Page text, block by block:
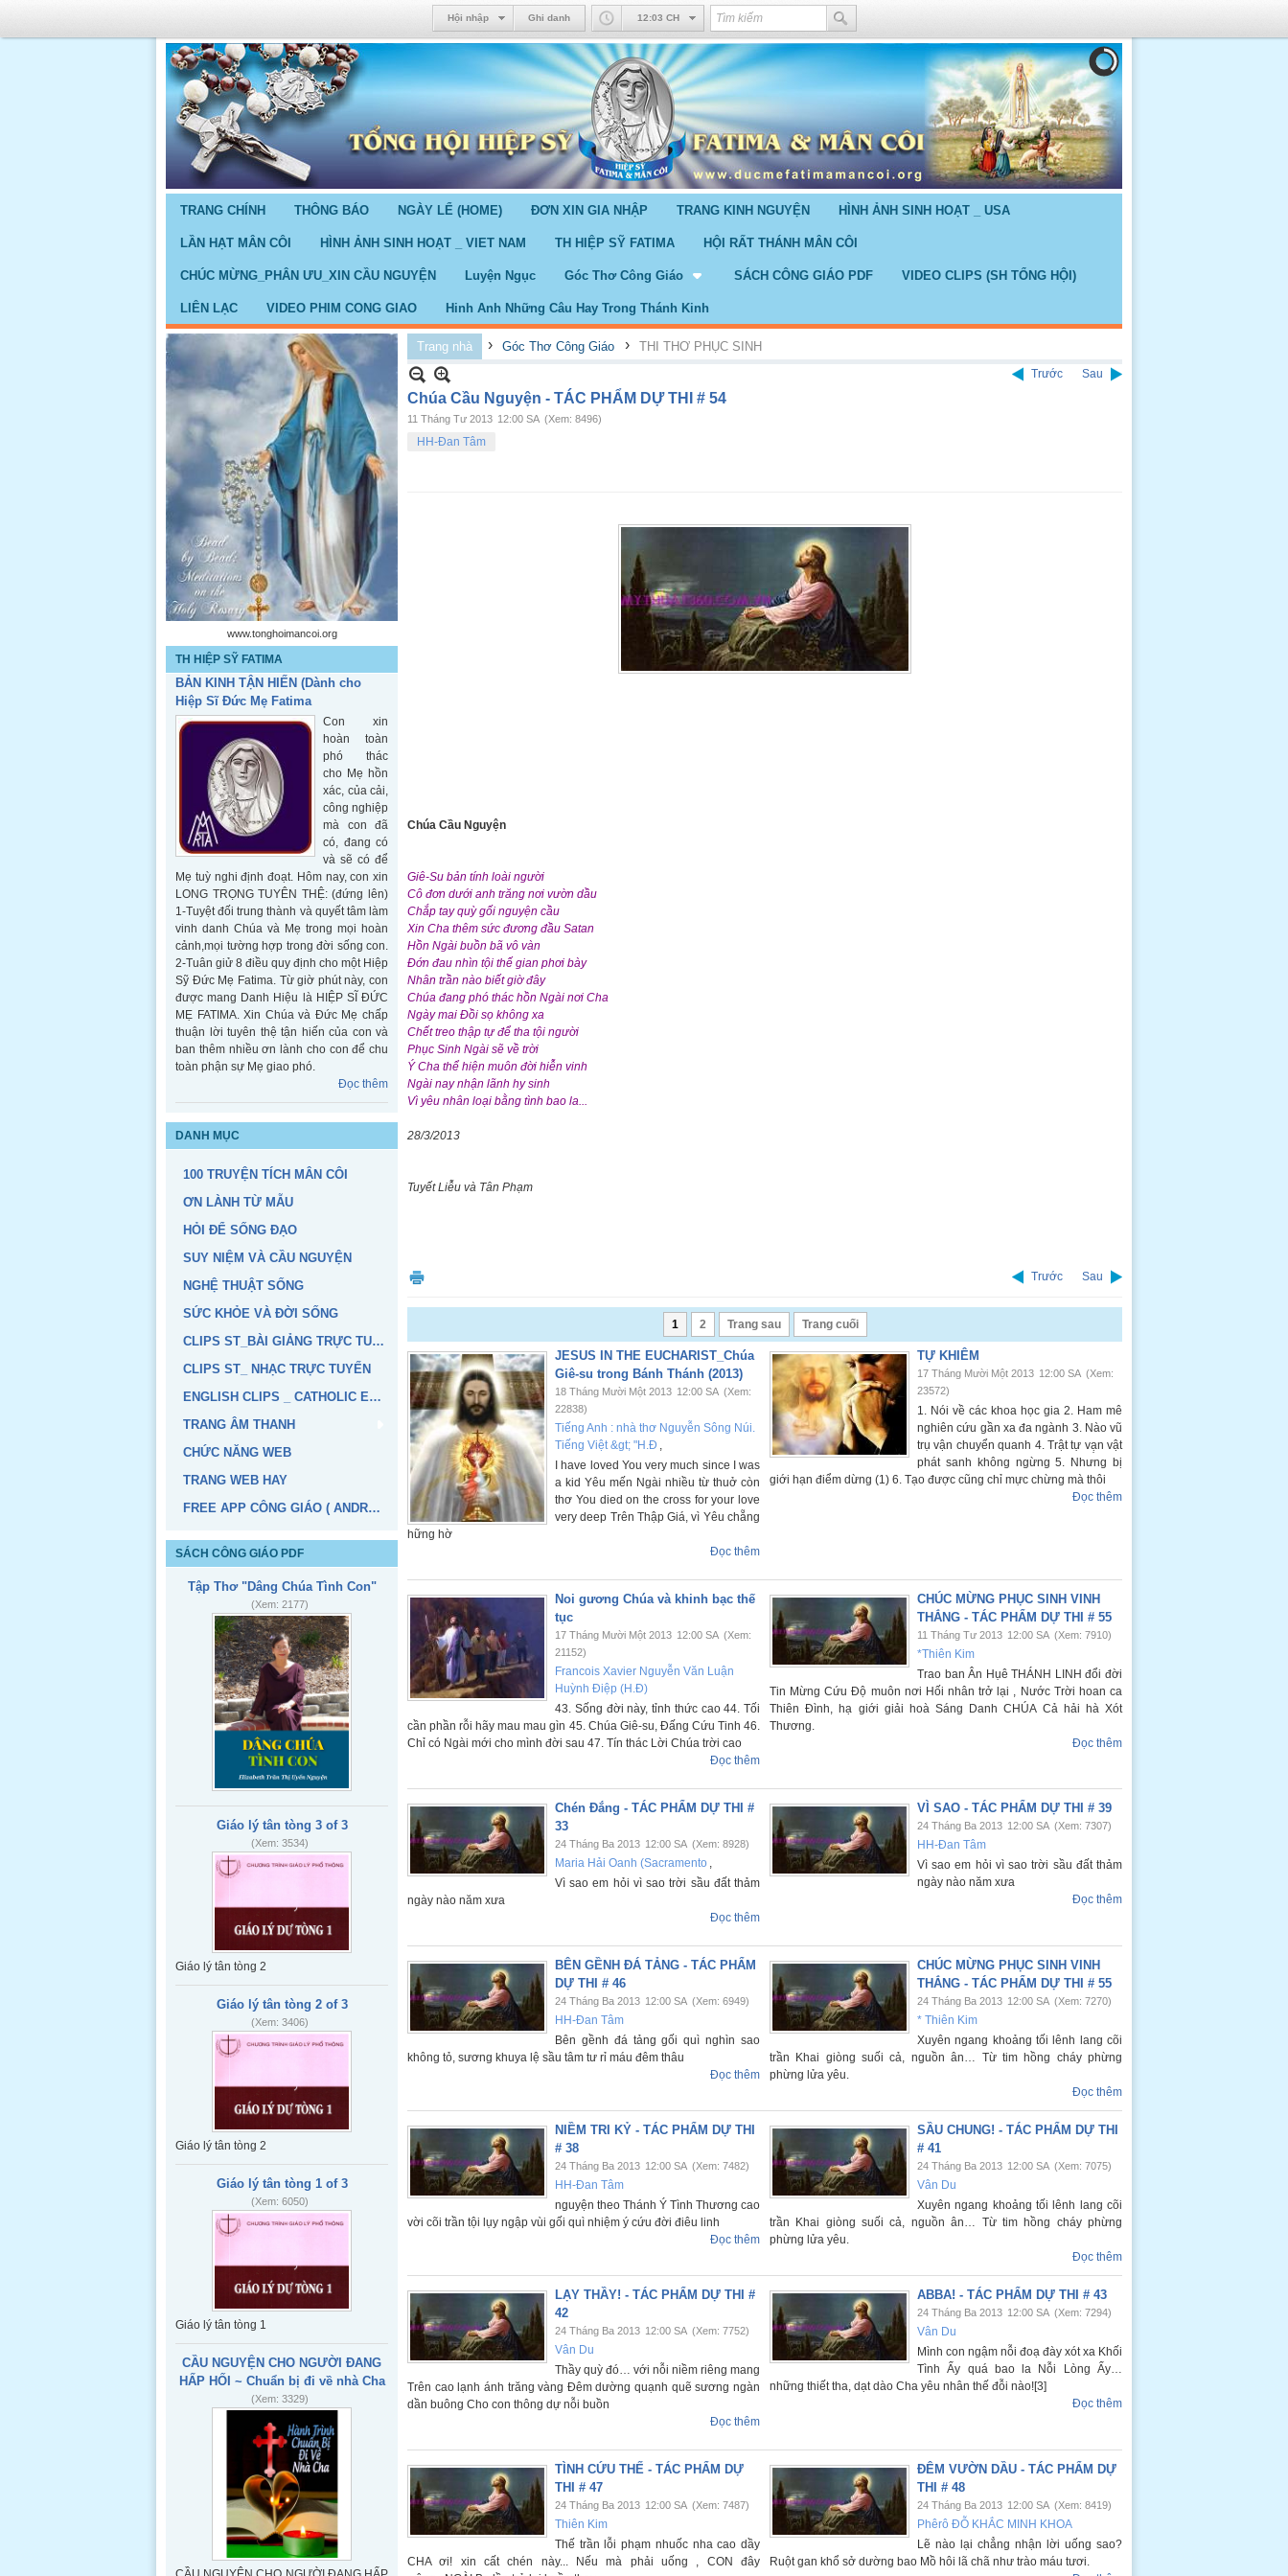
Hội nhập Ghi danh 12:03 CH
TRANG CHÍNH THÔNG BÁO NGÀY LỂ (HOME) ĐƠN XIN GIA NHẬP TRANG KINH NGUYỆN HÌNH ẢNH SINH HOẠT _ USA
LẦN HẠT MÂN CÔI HÌNH ẢNH SINH HOẠT _ VIET NAM TH HIỆP SỸ FATIMA HỘI RẤT THÁNH MÂN CÔI
CHÚC MỪNG_PHÂN ƯU_XIN CẦU NGUYỆN Luyện Ngục Góc Thơ Công Giáo SÁCH CÔNG GIÁO PDF VIDEO CLIPS (SH TỔNG HỘI)
LIÊN LẠC VIDEO PHIM CONG GIAO Hinh Anh Những Câu Hay Trong Thánh Kinh
www.tonghoimancoi.org
TH HIỆP SỸ FATIMA
BẢN KINH TẬN HIẾN (Dành cho
Hiệp Sĩ Đức Mẹ Fatima
Con xin
hoàn toàn
phó thác
cho Mẹ hồn
xác, của cải,
công nghiệp
mà con đã
có, đang có
và sẽ có để
Mẹ tuỳ nghi định đoạt. Hôm nay, con xin
LONG TRỌNG TUYÊN THỆ: (đứng lên)
1-Tuyệt đối trung thành và quyết tâm làm
vinh danh Chúa và Mẹ trong mọi hoàn
cảnh,mọi tường hợp trong đời sống con.
2-Tuân giử 8 điều quy định cho một Hiệp
Sỹ Đức Mẹ Fatima. Từ giờ phút này, con
được mang Danh Hiệu là HIỆP SĨ ĐỨC
MẸ FATIMA. Xin Chúa và Đức Mẹ chấp
thuận lời tuyên thệ tận hiến của con và
ban thêm nhiều ơn lành cho con để chu
toàn phận sự Mẹ giao phó.
Đọc thêm
Thủ bản Hiệp Sỹ Fatima
Fatima
trình thực hiện 3 Mệnh lệnh Fatima
1- Ăn năn
hạt Mân
Bức Ảnh "Thánh Gia"
Ngắm nhìn
bức ảnh này
đem lại cho
chúng ta
bình an và
trong gia
đình.
Nguyện xin
luôn gìn giữ phù hộ cho gia đình chúng
con luôn được noi theo gương Thánh
Đọc thêm
LỜI MẸ NHẮN NHỦ
ban mọi ơn
cần để rỗi
những ai
đọc 5 chục
KINH MÂN
tiếp, có ý
ĐỀN TẠ TRÁI TIM MẸ. (Đức Mẹ phán với
Lucia 10.12.1925)
ÁO CHOÀNG HIỆP SĨ
biệt, không
phải là áo
dòng của
các tu viện,
mà là 1 loại áo dành cho các Hội đoàn,
Tổng Đoàn , có lời tuyên thệ tận hiến
cho Chúa hoặc cho Dức Me, để thực thi
1 công tác gì đặc biệt cho Giao Hội. Thí
du : Opus Dei, Hiệp sĩ Columbus, Hiệp sĩ
Trái Tim Chúa Giêsu, Hiệp sĩ Trái Tim Vô
nhiễm của Thánh Maximiliano Kolbe,
Hiệp sĩ Đức Me Fatima. Các Hội đoàn
này, thường khi gia nhập, thì đều bắt
DANH MỤC
100 TRUYỆN TÍCH MÂN CÔI
ƠN LÀNH TỪ MẪU
HỎI ĐỂ SỐNG ĐẠO
SUY NIỆM VÀ CẦU NGUYỆN
NGHỆ THUẬT SỐNG
SỨC KHỎE VÀ ĐỜI SỐNG
CLIPS ST_BÀI GIẢNG TRỰC TUYẾN
CLIPS ST_ NHẠC TRỰC TUYẾN
ENGLISH CLIPS _ CATHOLIC EDUCATION
TRANG ÂM THANH
CHỨC NĂNG WEB
TRANG WEB HAY
FREE APP CÔNG GIÁO ( ANDROID, IOS)
SÁCH CÔNG GIÁO PDF
Tập Thơ "Dâng Chúa Tình Con"
(Xem: 2177)
Giáo lý tân tòng 3 of 3
(Xem: 3534)
Giáo lý tân tòng 2
Giáo lý tân tòng 2 of 3
(Xem: 3406)
Giáo lý tân tòng 2
Giáo lý tân tòng 1 of 3
(Xem: 6050)
Giáo lý tân tòng 1
CẦU NGUYỆN CHO NGƯỜI ĐANG
HẤP HỐI ~ Chuẩn bị đi về nhà Cha
(Xem: 3329)
Trang nhà › Góc Thơ Công Giáo › THI THƠ PHỤC SINH
Trước Sau
Chúa Cầu Nguyện - TÁC PHẨM DỰ THI # 54
11 Tháng Tư 2013 12:00 SA (Xem: 8496)
HH-Đan Tâm
Chúa Cầu Nguyện
Giê-Su bản tính loài người
Cô đơn dưới anh trăng nơi vườn dầu
Chắp tay quỳ gối nguyện cầu
Xin Cha thêm sức đương đầu Satan
Hồn Ngài buồn bã vô vàn
Đớn đau nhìn tội thế gian phơi bày
Nhân trần nào biết giờ đây
Chúa đang phó thác hồn Ngài nơi Cha
Ngày mai Đồi sọ không xa
Chết treo thập tự để tha tội người
Phục Sinh Ngài sẽ về trời
Ý Cha thể hiện muôn đời hiễn vinh
Ngài nay nhận lãnh hy sinh
Vì yêu nhân loại bằng tình bao la...
28/3/2013
Tuyết Liễu và Tân Phạm
Trước Sau
1 2 Trang sau Trang cuối
JESUS IN THE EUCHARIST_Chúa
Giê-su trong Bánh Thánh (2013)
18 Tháng Mười Một 2013 12:00 SA (Xem:
22838)
Tiếng Anh : nhà thơ Nguyễn Sông Núi.
Tiếng Việt &gt; "H.Đ ,
I have loved You very much since I was
a kid Yêu mến Ngài nhiều từ thuở còn
thơ You died on the cross for your love
very deep Trên Thập Giá, vì Yêu chẵng
hững hờ
Đọc thêm
TỰ KHIÊM
17 Tháng Mười Một 2013 12:00 SA (Xem:
23572)
1. Nói về các khoa học gia 2. Ham mê
nghiên cứu gần xa đa ngành 3. Nào vũ
trụ vận chuyển quanh 4. Trật tự vạ̣n vật
phát sanh không ngừng 5. Nhưng bị
giới hạn điểm dừng (1) 6. Tạo được cũng chỉ mực chừng mà thôi
Đọc thêm
Noi gương Chúa và khinh bạc thế
tục
17 Tháng Mười Một 2013 12:00 SA (Xem:
21152)
Francois Xavier Nguyễn Văn Luận
Huỳnh Điệp (H.Đ)
43. Sống đời này, tỉnh thức cao 44. Tối
cần phần rỗi hãy mau mau gìn 45. Chúa Giê-su, Đấng Cứu Tinh 46.
Chỉ có Ngài mới cho mình đời sau 47. Tín thác Lời Chúa trời cao
Đọc thêm
CHÚC MỪNG PHỤC SINH VINH
THẮNG - TÁC PHẨM DỰ THI # 55
11 Tháng Tư 2013 12:00 SA (Xem: 7910)
*Thiên Kim
Trao ban Ân Hụê THÁNH LINH đổi đời
Tin Mừng Cứu Độ muôn nơi Hối nhân trở lại , Nước Trời hoan ca
Thiên Đình, hạ giới giải hoà Sáng Danh CHÚA Cả hải hà Xót
Thương.
Đọc thêm
Chén Đắng - TÁC PHẨM DỰ THI #
33
24 Tháng Ba 2013 12:00 SA (Xem: 8928)
Maria Hải Oanh (Sacramento ,
Vì sao em hỏi vì sao trời sầu đất thảm
ngày nào năm xưa
Đọc thêm
VÌ SAO - TÁC PHẨM DỰ THI # 39
24 Tháng Ba 2013 12:00 SA (Xem: 7307)
HH-Đan Tâm
Vì sao em hỏi vì sao trời sầu đất thảm
ngày nào năm xưa
Đọc thêm
BÊN GỀNH ĐÁ TẢNG - TÁC PHẨM
DỰ THI # 46
24 Tháng Ba 2013 12:00 SA (Xem: 6949)
HH-Đan Tâm
Bên gềnh đá tảng gối quì nghìn sao
không tỏ, sương khuya lệ sầu tâm tư rỉ máu đêm thâu
Đọc thêm
CHÚC MỪNG PHỤC SINH VINH
THẮNG - TÁC PHẨM DỰ THI # 55
24 Tháng Ba 2013 12:00 SA (Xem: 7270)
* Thiên Kim
Xuyên ngang khoảng tối lênh lang cõi
trần Khai giòng suối cả, nguồn ân… Từ tim hồng cháy phừng
phừng lửa yêu.
Đọc thêm
NIỀM TRI KỶ - TÁC PHẨM DỰ THI
# 38
24 Tháng Ba 2013 12:00 SA (Xem: 7482)
HH-Đan Tâm
nguyện theo Thánh Ý Tình Thương cao
vời cõi trần tội lụy ngập vùi gối quì nhiệm ý cứu đời điêu linh
Đọc thêm
SẦU CHUNG! - TÁC PHẨM DỰ THI
# 41
24 Tháng Ba 2013 12:00 SA (Xem: 7075)
Vân Du
Xuyên ngang khoảng tối lênh lang cõi
trần Khai giòng suối cả, nguồn ân… Từ tim hồng cháy phừng
phừng lửa yêu.
Đọc thêm
LẠY THẦY! - TÁC PHẨM DỰ THI #
42
24 Tháng Ba 2013 12:00 SA (Xem: 7752)
Vân Du
Thầy quỳ đó… với nỗi niềm riêng mang
Trên cao lạnh ánh trăng vàng Đêm dường quạnh quẽ sương ngàn
dần buông Cho con thông dự nỗi buồn
Đọc thêm
ABBA! - TÁC PHẨM DỰ THI # 43
24 Tháng Ba 2013 12:00 SA (Xem: 7294)
Vân Du
Mình con ngậm nỗi đoạ đày xót xa Khối
Tình Ấy quá bao la Nỗi Lòng Ấy…
những thiết tha, dạt dào Cha yêu nhân thế đỗi nào![3]
Đọc thêm
TÌNH CỨU THẾ - TÁC PHẨM DỰ
THI # 47
24 Tháng Ba 2013 12:00 SA (Xem: 7487)
Thiên Kim
Thế trần lỗi phạm nhuốc nha cao dầy
CHA ơi! xin cất chén này... Nếu mà phải uống , CON đây
ĐÊM VƯỜN DẦU - TÁC PHẨM DỰ
THI # 48
24 Tháng Ba 2013 12:00 SA (Xem: 8419)
Phêrô ĐỖ KHẮC MINH KHOA
Lẽ nào lại chẳng nhận lời uống sao?
Ruột gan khổ sở dường bao Mồ hôi lã chã như trào máu tươi.